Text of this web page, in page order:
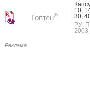
Гоптен®
10,
30,
РУ: П
2003
Реклама